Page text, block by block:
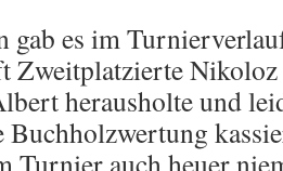
gab es im
Zweitplatzierte
herausholte und
Buchholzwertung
Turnier auch heuer